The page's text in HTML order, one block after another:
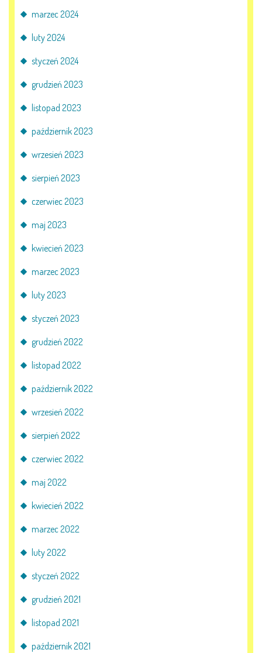
marzec 2024
luty 2024
styczeń 2024
grudzień 2023
listopad 2023
październik 2023
wrzesień 2023
sierpień 2023
czerwiec 2023
maj 2023
kwiecień 2023
marzec 2023
luty 2023
styczeń 2023
grudzień 2022
listopad 2022
październik 2022
wrzesień 2022
sierpień 2022
czerwiec 2022
maj 2022
kwiecień 2022
marzec 2022
luty 2022
styczeń 2022
grudzień 2021
listopad 2021
październik 2021